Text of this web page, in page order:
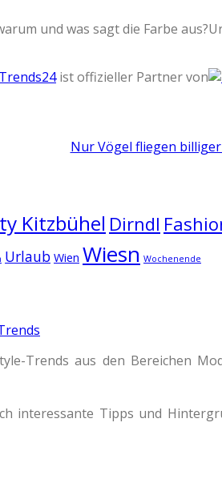
und was sagt die Farbe
ist offizieller Partner von
Nur Vögel fliegen billiger
Kitzbühel Dirndl
Urlaub Wien Wiesn Wochenende
Trends aus den Bereichen
interessante Tipps und